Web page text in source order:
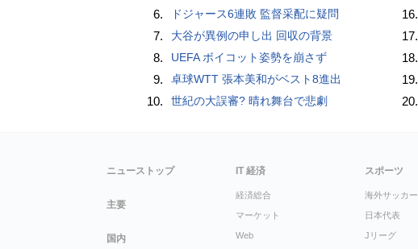
6. ドジャース6連敗 監督采配に疑問
7. 大谷が異例の申し出 回収の背景
8. UEFA ボイコット姿勢を崩さず
9. 卓球WTT 張本美和がベスト8進出
10. 世紀の大誤審? 晴れ舞台で悲劇
16.
17.
18.
19.
20.
ニューストップ
主要
国内
IT 経済
経済総合
マーケット
Web
スポーツ
海外サッカー
日本代表
Jリーグ